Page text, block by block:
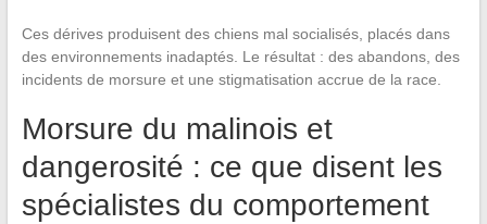
Ces dérives produisent des chiens mal socialisés, placés dans
des environnements inadaptés. Le résultat : des abandons, des
incidents de morsure et une stigmatisation accrue de la race.
Morsure du malinois et
dangerosité : ce que disent les
spécialistes du comportement